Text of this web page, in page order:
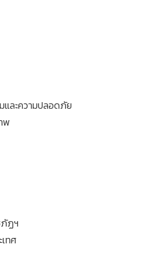
ละความปลอดภัย
พ
ภัฏฯ
ทศ